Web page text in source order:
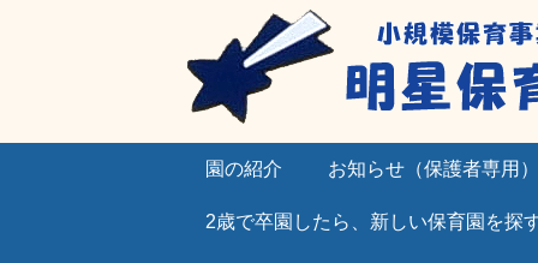
園の紹介 お知らせ（保護者専用）
2歳で卒園したら、新しい保育園を探